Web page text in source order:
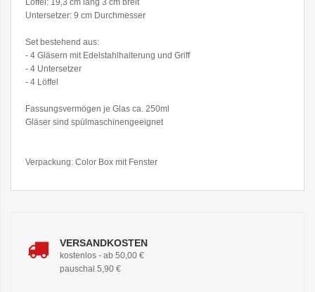
Untersetzer: 9 cm Durchmesser
Set bestehend aus:
- 4 Gläsern mit Edelstahlhalterung und Griff
- 4 Untersetzer
- 4 Löffel
Fassungsvermögen je Glas ca. 250ml
Gläser sind spülmaschinengeeignet
Verpackung: Color Box mit Fenster
VERSANDKOSTEN
kostenlos - ab 50,00 €
pauschal 5,90 €